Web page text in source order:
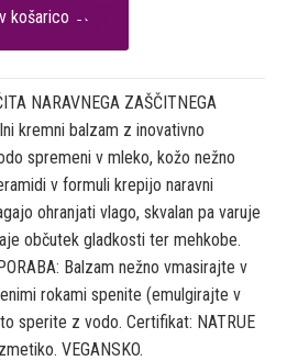

NARAVNEGA ZAŠČITNEGA
kremni balzam z inovativno
spremeni v mleko, kožo nežno
v formuli krepijo naravni
ohranjati vlago, skvalan pa varuje
občutek gladkosti ter mehkobe.
Balzam nežno vmasirajte v
rokami spenite (emulgirajte v
sperite z vodo. Certifikat: NATRUE
VEGANSKO.